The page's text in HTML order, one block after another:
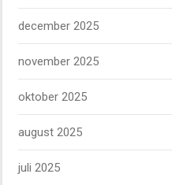
december 2025
november 2025
oktober 2025
august 2025
juli 2025